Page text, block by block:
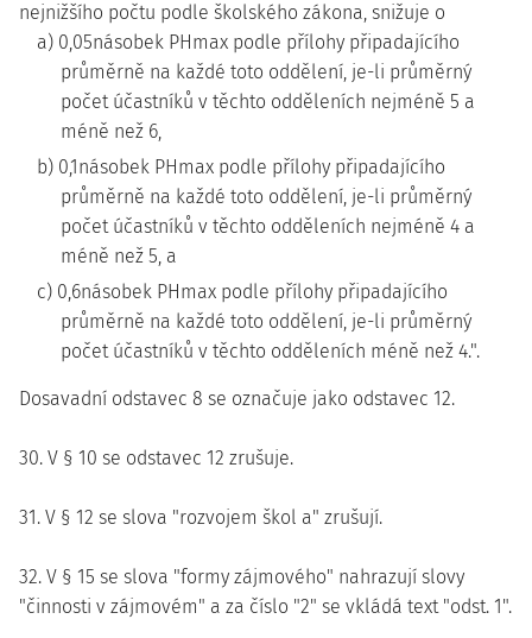
nejnižšího počtu podle školského zákona, snižuje o
a) 0,05násobek PHmax podle přílohy připadajícího
průměrně na každé toto oddělení, je-li průměrný
počet účastníků v těchto odděleních nejméně 5 a
méně než 6,
b) 0,1násobek PHmax podle přílohy připadajícího
průměrně na každé toto oddělení, je-li průměrný
počet účastníků v těchto odděleních nejméně 4 a
méně než 5, a
c) 0,6násobek PHmax podle přílohy připadajícího
průměrně na každé toto oddělení, je-li průměrný
počet účastníků v těchto odděleních méně než 4.".
Dosavadní odstavec 8 se označuje jako odstavec 12.
30. V § 10 se odstavec 12 zrušuje.
31. V § 12 se slova "rozvojem škol a" zrušují.
32. V § 15 se slova "formy zájmového" nahrazují slovy
"činnosti v zájmovém" a za číslo "2" se vkládá text "odst. 1".